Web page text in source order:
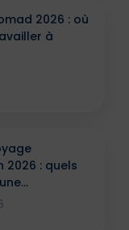
2026 : où
à
2026 : quels